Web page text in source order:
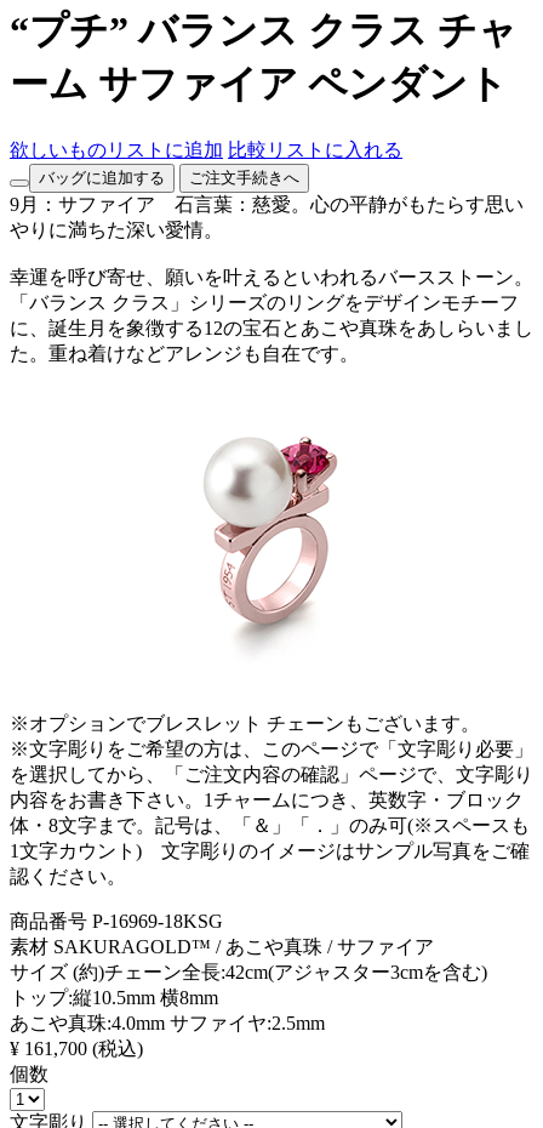
“プチ” バランス クラス チャ
ーム サファイア ペンダント
欲しいものリストに追加 比較リストに入れる
バッグに追加する ご注文手続きへ
9月：サファイア 石言葉：慈愛。心の平静がもたらす思い
やりに満ちた深い愛情。
幸運を呼び寄せ、願いを叶えるといわれるバースストーン。
「バランス クラス」シリーズのリングをデザインモチーフ
に、誕生月を象徴する12の宝石とあこや真珠をあしらいまし
た。重ね着けなどアレンジも自在です。
※オプションでブレスレット チェーンもございます。
※文字彫りをご希望の方は、このページで「文字彫り必要」
を選択してから、「ご注文内容の確認」ページで、文字彫り
内容をお書き下さい。1チャームにつき、英数字・ブロック
体・8文字まで。記号は、「＆」「．」のみ可(※スペースも
1文字カウント) 文字彫りのイメージはサンプル写真をご確
認ください。
商品番号 P-16969-18KSG
素材 SAKURAGOLD™ / あこや真珠 / サファイア
サイズ (約)チェーン全長:42cm(アジャスター3cmを含む)
トップ:縦10.5mm 横8mm
あこや真珠:4.0mm サファイヤ:2.5mm
¥ 161,700 (税込)
個数
文字彫り